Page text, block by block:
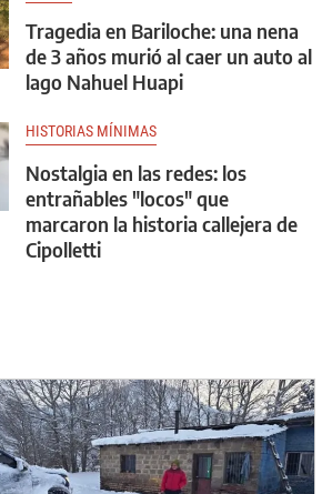
Tragedia en Bariloche: una nena
de 3 años murió al caer un auto al
lago Nahuel Huapi
HISTORIAS MÍNIMAS
Nostalgia en las redes: los
entrañables "locos" que
marcaron la historia callejera de
Cipolletti